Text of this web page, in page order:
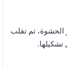
الحشوة، ثم تقلب